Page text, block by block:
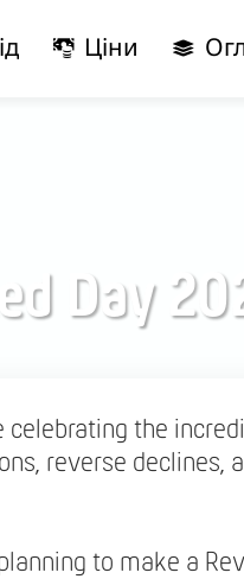
Ціни
Day
celebrating the
reverse declines,
to make a